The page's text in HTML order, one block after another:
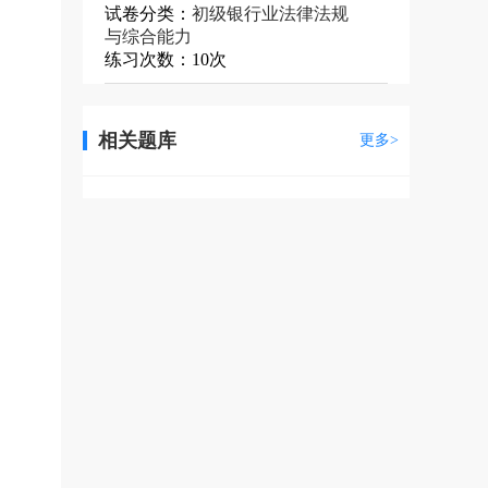
试卷分类： 初级银行业法律法规
与综合能力
练习次数：10次
相关题库 更多>